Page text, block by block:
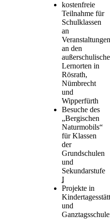
kostenfreie
Teilnahme für
Schulklassen
an
Veranstaltungen
an den
Lernorten in
Rösrath,
Nümbrecht
und
Wipperfürth
Besuche des
„Bergischen
Naturmobils“
für Klassen
der
Grundschulen
und
Sekundarstufe
I
Projekte in
und